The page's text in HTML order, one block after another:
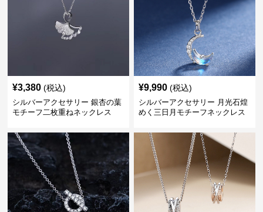
¥3,380 (税込)
シルバーアクセサリー 銀杏の葉
モチーフ二枚重ねネックレス
¥9,990 (税込)
シルバーアクセサリー 月光石煌
めく三日月モチーフネックレス